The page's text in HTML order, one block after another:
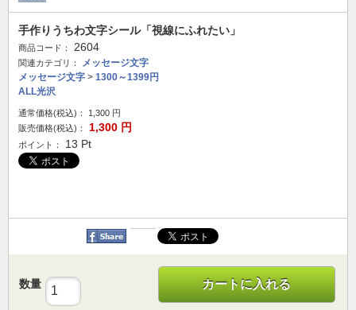
手作りうちわ文字シール「視線にふれたい」
商品コード： 2604
関連カテゴリ：
メッセージ文字
メッセージ文字 > 1300～1399円
ALL光沢
通常価格(税込)： 1,300 円
販売価格(税込)：
1,300 円
ポイント： 13 Pt
数量 カートに入れる